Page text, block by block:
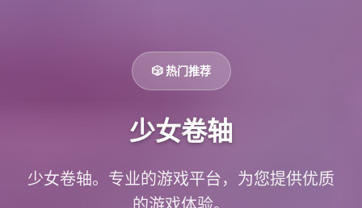
🎲 热门推荐
少女卷轴
少女卷轴。专业的游戏平台，为您提供优质